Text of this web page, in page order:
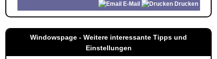
E-Mail
Drucken
Windowspage - Weitere interessante Tipps und
Einstellungen